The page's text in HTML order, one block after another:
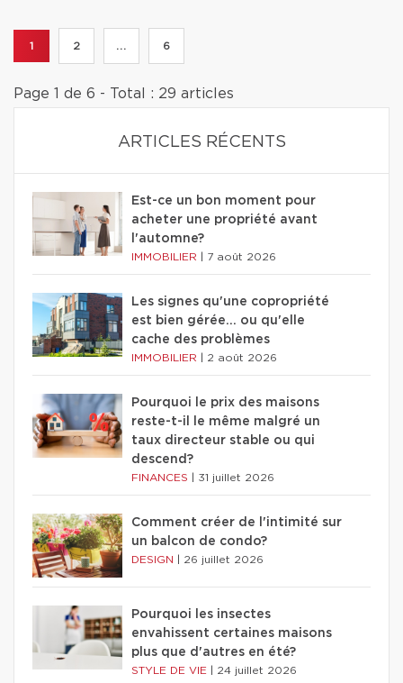
1 2 ... 6
Page 1 de 6 - Total : 29 articles
ARTICLES RÉCENTS
Est-ce un bon moment pour
acheter une propriété avant
l'automne?
IMMOBILIER 7 août 2026
Les signes qu'une copropriété
est bien gérée… ou qu'elle
cache des problèmes
IMMOBILIER 2 août 2026
Pourquoi le prix des maisons
reste-t-il le même malgré un
taux directeur stable ou qui
descend?
FINANCES 31 juillet 2026
Comment créer de l'intimité sur
un balcon de condo?
DESIGN 26 juillet 2026
Pourquoi les insectes
envahissent certaines maisons
plus que d'autres en été?
STYLE DE VIE 24 juillet 2026